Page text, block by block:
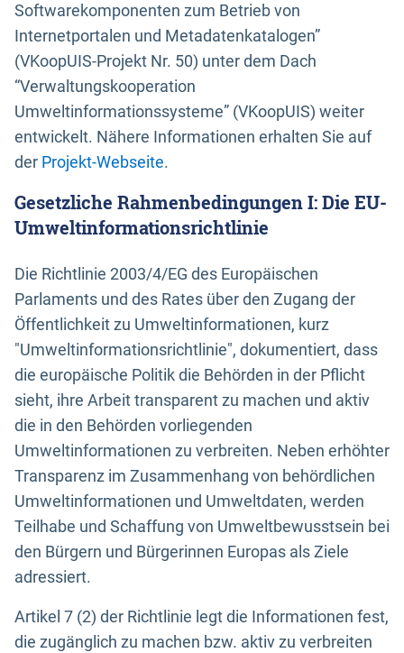
Softwarekomponenten zum Betrieb von
Internetportalen und Metadatenkatalogen”
(VKoopUIS-Projekt Nr. 50) unter dem Dach
“Verwaltungskooperation
Umweltinformationssysteme” (VKoopUIS) weiter
entwickelt. Nähere Informationen erhalten Sie auf
der Projekt-Webseite.
Gesetzliche Rahmenbedingungen I: Die EU-
Umweltinformationsrichtlinie
Die Richtlinie 2003/4/EG des Europäischen
Parlaments und des Rates über den Zugang der
Öffentlichkeit zu Umweltinformationen, kurz
"Umweltinformationsrichtlinie", dokumentiert, dass
die europäische Politik die Behörden in der Pflicht
sieht, ihre Arbeit transparent zu machen und aktiv
die in den Behörden vorliegenden
Umweltinformationen zu verbreiten. Neben erhöhter
Transparenz im Zusammenhang von behördlichen
Umweltinformationen und Umweltdaten, werden
Teilhabe und Schaffung von Umweltbewusstsein bei
den Bürgern und Bürgerinnen Europas als Ziele
adressiert.
Artikel 7 (2) der Richtlinie legt die Informationen fest,
die zugänglich zu machen bzw. aktiv zu verbreiten